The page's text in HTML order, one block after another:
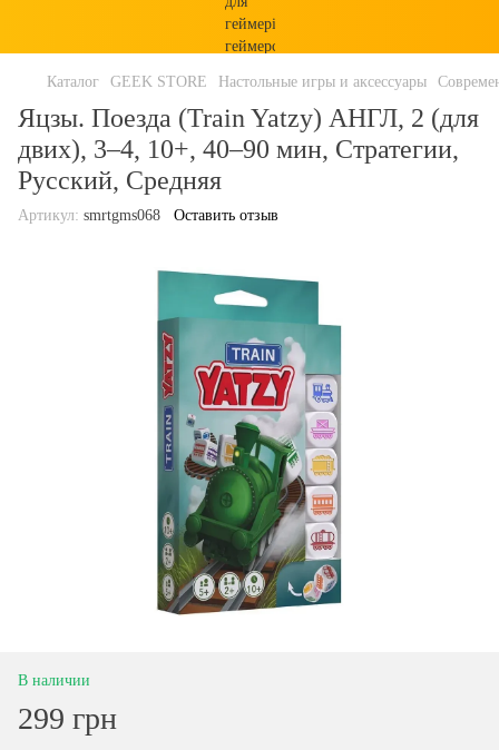
Каталог GEEK STORE Настольные игры и аксессуары
Яцзы. Поезда (Train Yatzy) АНГЛ, 2 (для
двих), 3–4, 10+, 40–90 мин, Стратегии,
Русский, Средняя
Артикул: smrtgms068 Оставить отзыв
В наличии
299 грн